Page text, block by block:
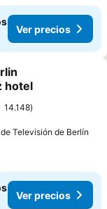
Ver precios
hotel
14.148
Televisión de Berlín
Ver precios